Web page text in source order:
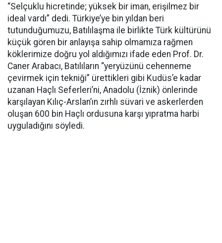
“Selçuklu hicretinde; yüksek bir iman, erişilmez bir
ideal vardı” dedi. Türkiye’ye bin yıldan beri
tutunduğumuzu, Batılılaşma ile birlikte Türk kültürünü
küçük gören bir anlayışa sahip olmamıza rağmen
köklerimize doğru yol aldığımızı ifade eden Prof. Dr.
Caner Arabacı, Batılıların “yeryüzünü cehenneme
çevirmek için tekniği” ürettikleri gibi Kudüs’e kadar
uzanan Haçlı Seferleri’ni, Anadolu (İznik) önlerinde
karşılayan Kılıç-Arslan’ın zırhlı süvari ve askerlerden
oluşan 600 bin Haçlı ordusuna karşı yıpratma harbi
uyguladığını söyledi.